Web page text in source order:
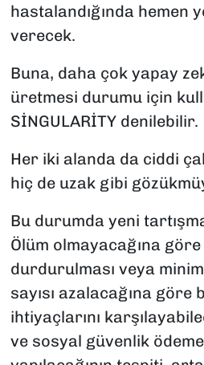
hastalandığında hemen
verecek.
Buna, daha çok yapay
üretmesi durumu için
SİNGULARİTY denilebilir.
Her iki alanda da ciddi
hiç de uzak gibi
Bu durumda yeni
Ölüm olmayacağına göre
durdurulması veya
sayısı azalacağına göre
ihtiyaçlarını
ve sosyal güvenlik